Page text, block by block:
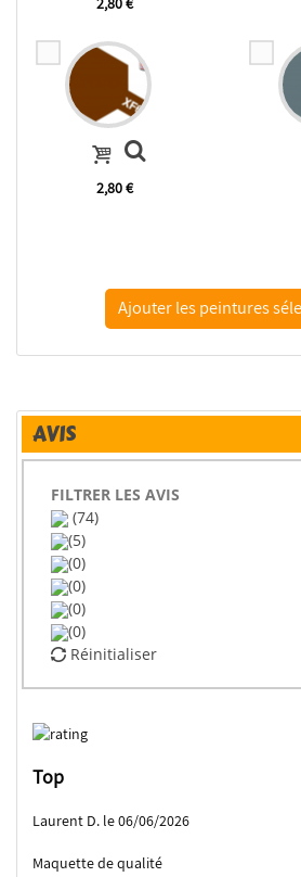
2,80 €
AVIS
FILTRER LES AVIS
(74)
(5)
(0)
(0)
(0)
(0)
Réinitialiser
Top
Laurent D. le 06/06/2026
Maquette de qualité